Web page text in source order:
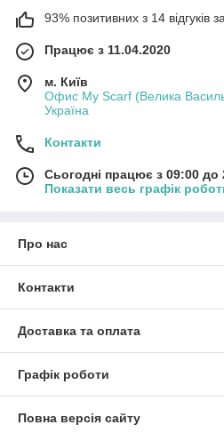
93% позитивних з 14 відгуків
Працює з 11.04.2020
м. Київ
Офис My Scarf (Велика
Україна
Контакти
Сьогодні працює з 09:00 до
Показати весь графік
Про нас
Контакти
Доставка та оплата
Графік роботи
Повна версія сайту